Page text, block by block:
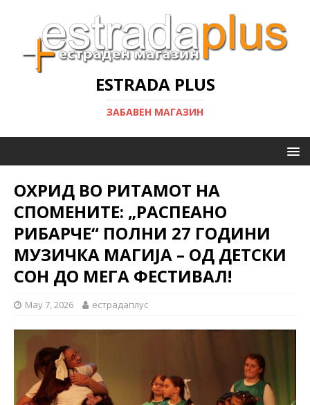
ESTRADA PLUS
ЗАБАВЕН МАГАЗИН
ОХРИД ВО РИТАМОТ НА
СПОМЕНИТЕ: „РАСПЕАНО
РИБАРЧЕ“ ПОЛНИ 27 ГОДИНИ
МУЗИЧКА МАГИЈА – ОД ДЕТСКИ
СОН ДО МЕГА ФЕСТИВАЛ!
May 7, 2026 естрадаплус